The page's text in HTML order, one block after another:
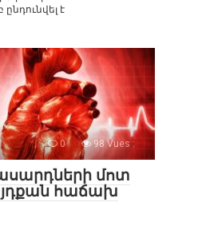
է
0 98 Vues :
մոտ
հաճախ